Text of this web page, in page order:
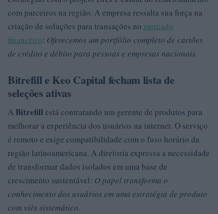
com parceiros na região. A empresa ressalta sua força na
criação de soluções para transações no mercado
financeiro: Oferecemos um portfólio completo de cartões
de crédito e débito para pessoas e empresas nacionais.
Bitrefill e Keo Capital fecham lista de
seleções ativas
A Bitrefill está contratando um gerente de produtos para
melhorar a experiência dos usuários na internet. O serviço
é remoto e exige compatibilidade com o fuso horário da
região latinoamericana. A diretoria expressa a necessidade
de transformar dados isolados em uma base de
crescimento sustentável: O papel transforma o
conhecimento dos usuários em uma estratégia de produto
com viés sistemático.